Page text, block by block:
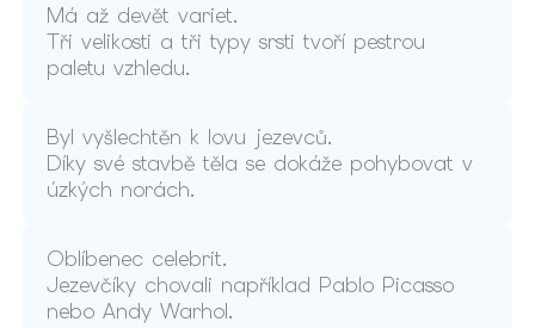
Má až devět variet.
Tři velikosti a tři typy srsti tvoří pestrou
paletu vzhledu.
Byl vyšlechtěn k lovu jezevců.
Díky své stavbě těla se dokáže pohybovat v
úzkých norách.
Oblíbenec celebrit.
Jezevčíky chovali například Pablo Picasso
nebo Andy Warhol.